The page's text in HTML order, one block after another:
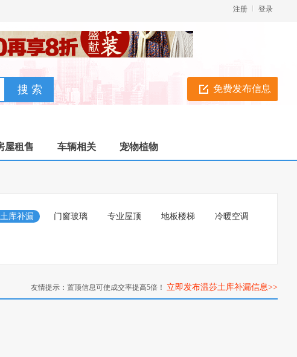
登录
注册
免费发布信息
屋租售 车辆相关 宠物植物
土库补漏 门窗玻璃 专业屋顶 地板楼梯 冷暖空调
友情提示：置顶信息可使成交率提高5倍！ 立即发布温莎土库补漏信息>>